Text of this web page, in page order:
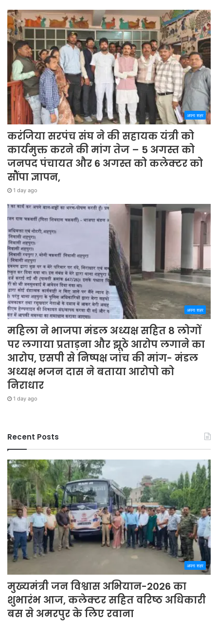
अपना शहर
करंजिया सरपंच संघ ने की सहायक यंत्री को
कार्यमुक्त करने की मांग तेज – 5 अगस्त को
जनपद पंचायत और 6 अगस्त को कलेक्टर को
सौंपा ज्ञापन,
1 day ago
अपना शहर
महिला ने भाजपा मंडल अध्यक्ष सहित 8 लोगों
पर लगाया प्रताड़ना और झूठे आरोप लगाने का
आरोप, एसपी से निष्पक्ष जांच की मांग- मंडल
अध्यक्ष भजन दास ने बताया आरोपो को
निराधार
1 day ago
Recent Posts
अपना शहर
मुख्यमंत्री जन विश्वास अभियान-2026 का
शुभारंभ आज, कलेक्टर सहित वरिष्ठ अधिकारी
बस से अमरपुर के लिए रवाना